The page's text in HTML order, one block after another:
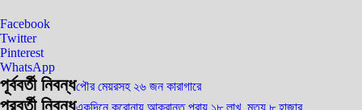
Facebook
Twitter
Pinterest
WhatsApp
পূর্ববর্তী নিবন্ধপৌর মেয়রসহ ২৬ জন কারাগারে
পরবর্তী নিবন্ধএকদিনে করোনায় আক্রান্ত প্রায় ১৮ লাখ, মৃত্যু ৮ হাজার